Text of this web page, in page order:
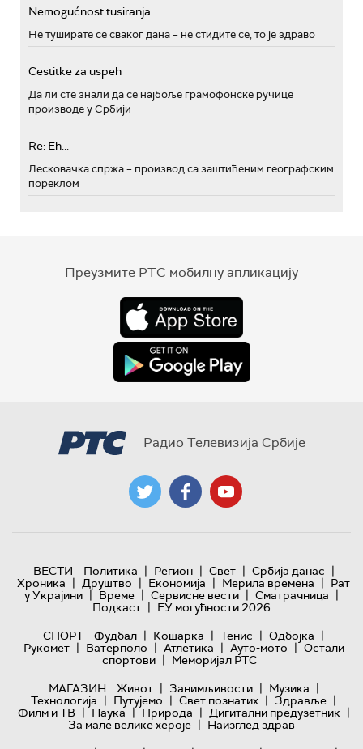
Nemogućnost tusiranja
Не туширате се сваког дана – не стидите се, то је здраво
Cestitke za uspeh
Да ли сте знали да се најбоље грамофонске ручице
производе у Србији
Re: Eh...
Лесковачка спржа – производ са заштићеним географским
пореклом
Преузмите РТС мобилну апликацију
Радио Телевизија Србије
ВЕСТИ Политика | Регион | Свет | Србија данас |
Хроника | Друштво | Економија | Мерила времена | Рат
у Украјини | Време | Сервисне вести | Сматрачница |
Подкаст | ЕУ могућности 2026
СПОРТ
Фудбал | Кошарка | Тенис | Одбојка |
Рукомет | Ватерполо | Атлетика | Ауто-мото | Остали
спортови | Меморијал РТС
МАГАЗИН
Живот | Занимљивости | Музика |
Технологијa | Путујемо | Свет познатих | Здравље |
Филм и ТВ | Наука | Природа | Дигитални предузетник |
За мале велике хероје | Наизглед здрав